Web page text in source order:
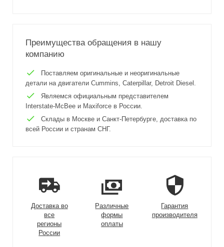
Преимущества обращения в нашу
компанию
Поставляем оригинальные и неоригинальные
детали на двигатели Cummins, Caterpillar, Detroit Diesel.
Являемся официальным представителем
Interstate-McBee и Maxiforce в России.
Склады в Москве и Санкт-Петербурге, доставка по
всей России и странам СНГ.
Доставка во
все
регионы
России
Различные
формы
оплаты
Гарантия
производителя